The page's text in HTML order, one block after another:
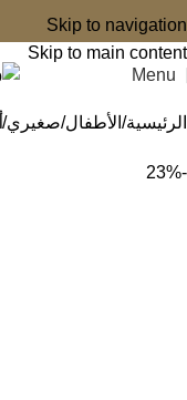
Skip to navigation
Skip to main content
Menu
الرئيسية الأطفال صغيري
-23%